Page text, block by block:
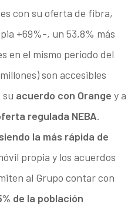
con su oferta de fibra,
+69%-, un 53,8% más
en el mismo periodo del
son accesibles
acuerdo con Orange y a
regulada NEBA.
la más rápida de
propia y los acuerdos
al Grupo contar con
de la población